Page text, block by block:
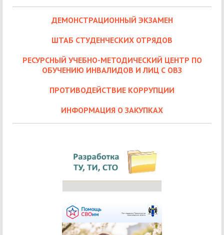
ДЕМОНСТРАЦИОННЫЙ ЭКЗАМЕН
ШТАБ СТУДЕНЧЕСКИХ ОТРЯДОВ
РЕСУРСНЫЙ УЧЕБНО-МЕТОДИЧЕСКИЙ ЦЕНТР ПО
ОБУЧЕНИЮ ИНВАЛИДОВ И ЛИЦ С ОВЗ
ПРОТИВОДЕЙСТВИЕ КОРРУПЦИИ
ИНФОРМАЦИЯ О ЗАКУПКАХ